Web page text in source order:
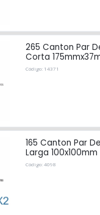
265 Canton Par
Corta
Código: 14371
165 Canton Par
Larga 100x100mm
Código: 4098